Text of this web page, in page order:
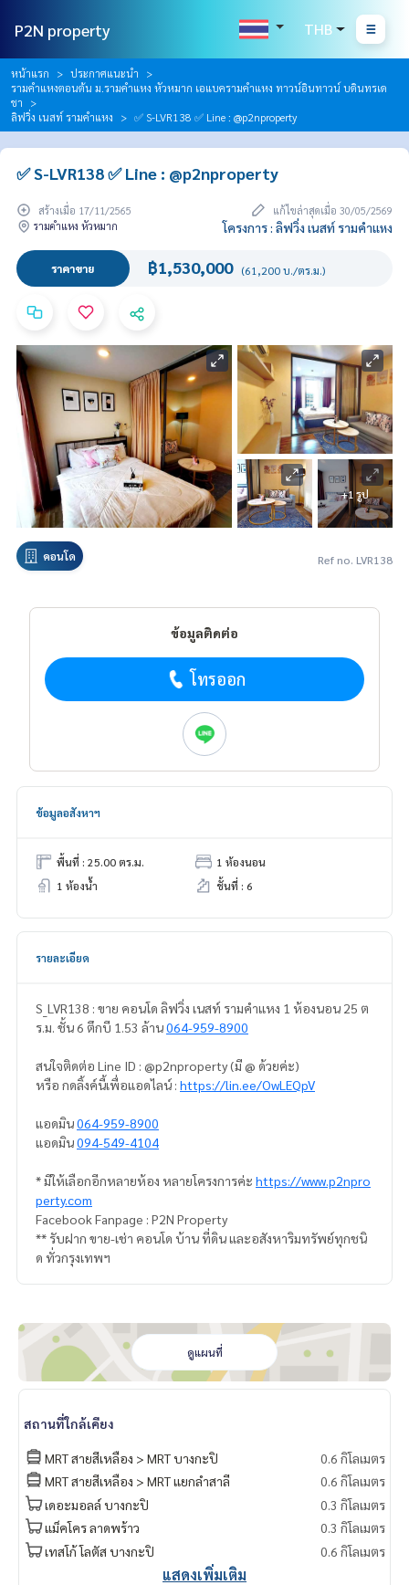
P2N property THB
หน้าแรก
ประกาศแนะนำ
รามคำแหงตอนต้น ม.รามคำแหง หัวหมาก เอแบครามคำแหง ทาวน์อินทาวน์ บดินทรเด
ชา
ลิฟวิ่ง เนสท์ รามคำแหง
✅ S-LVR138 ✅ Line : @p2nproperty
✅ S-LVR138 ✅ Line : @p2nproperty
สร้างเมื่อ 17/11/2565
แก้ไขล่าสุดเมื่อ 30/05/2569
รามคำแหง หัวหมาก
โครงการ : ลิฟวิ่ง เนสท์ รามคำแหง
ราคาขาย ฿1,530,000 (61,200 บ./ตร.ม.)
+1 รูป
คอนโด Ref no. LVR138
ข้อมูลติดต่อ
โทรออก
ข้อมูลอสังหาฯ
พื้นที่ : 25.00 ตร.ม.
1 ห้องนอน
1 ห้องน้ำ
ชั้นที่ : 6
รายละเอียด
S_LVR138 : ขาย คอนโด ลิฟวิ่ง เนสท์ รามคำแหง 1 ห้องนอน 25 ต
ร.ม. ชั้น 6 ตึกบี 1.53 ล้าน064-959-8900
สนใจติดต่อ Line ID : @p2nproperty (มี @ ด้วยค่ะ)
หรือ กดลิ้งค์นี้เพื่อแอดไลน์ : https://lin.ee/OwLEQpV
แอดมิน064-959-8900
แอดมิน094-549-4104
* มีให้เลือกอีกหลายห้อง หลายโครงการค่ะ https://www.p2npro
perty.com
Facebook Fanpage : P2N Property
** รับฝาก ขาย-เช่า คอนโด บ้าน ที่ดิน และอสังหาริมทรัพย์ทุกชนิ
ด ทั่วกรุงเทพฯ
ดูแผนที่
สถานที่ใกล้เคียง
MRT สายสีเหลือง > MRT บางกะปิ
0.6 กิโลเมตร
MRT สายสีเหลือง > MRT แยกลำสาลี
0.6 กิโลเมตร
เดอะมอลล์ บางกะปิ
0.3 กิโลเมตร
แม็คโคร ลาดพร้าว
0.3 กิโลเมตร
เทสโก้ โลตัส บางกะปิ
0.6 กิโลเมตร
แสดงเพิ่มเติม